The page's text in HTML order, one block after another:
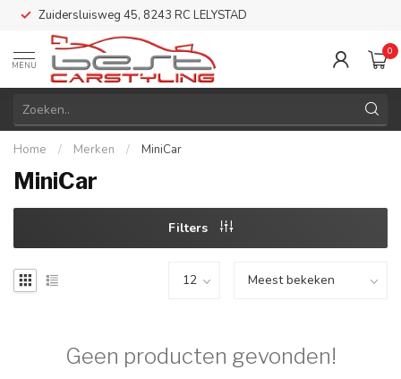
Zuidersluisweg 45, 8243 RC LELYSTAD
MENU
0
Home / Merken / MiniCar
MiniCar
Filters
Geen producten gevonden!